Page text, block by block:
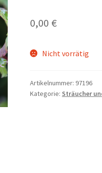
0,00 €
Nicht vorrätig
Artikelnummer: 97196
Kategorie: Sträucher